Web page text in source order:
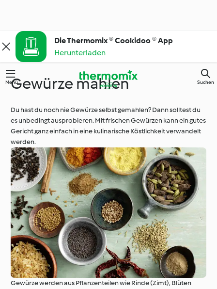
Die Thermomix ® Cookidoo ® App
Herunterladen
Menü Suchen
Gewürze mahlen
Du hast du noch nie Gewürze selbst gemahlen? Dann solltest du
es unbedingt ausprobieren. Mit frischen Gewürzen kann ein gutes
Gericht ganz einfach in eine kulinarische Köstlichkeit verwandelt
werden.
Gewürze werden aus Pflanzenteilen wie Rinde (Zimt), Blüten